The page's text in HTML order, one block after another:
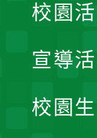
校園
宣導
校園